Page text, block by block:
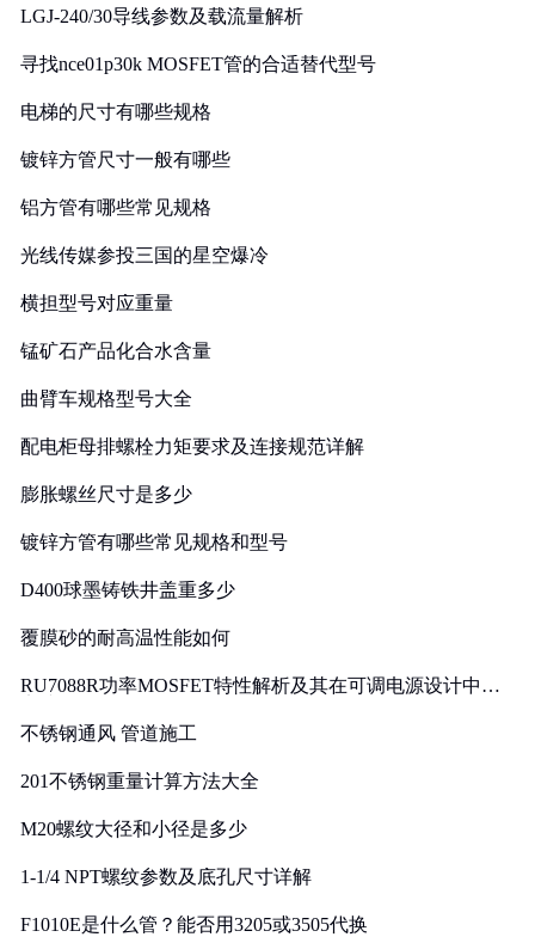
LGJ-240/30导线参数及载流量解析
寻找nce01p30k MOSFET管的合适替代型号
电梯的尺寸有哪些规格
镀锌方管尺寸一般有哪些
铝方管有哪些常见规格
光线传媒参投三国的星空爆冷
横担型号对应重量
锰矿石产品化合水含量
曲臂车规格型号大全
配电柜母排螺栓力矩要求及连接规范详解
膨胀螺丝尺寸是多少
镀锌方管有哪些常见规格和型号
D400球墨铸铁井盖重多少
覆膜砂的耐高温性能如何
RU7088R功率MOSFET特性解析及其在可调电源设计中的
不锈钢通风 管道施工
201不锈钢重量计算方法大全
M20螺纹大径和小径是多少
1-1/4 NPT螺纹参数及底孔尺寸详解
F1010E是什么管？能否用3205或3505代换